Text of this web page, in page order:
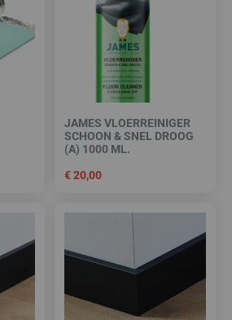
JAMES VLOERREINIGER
SCHOON & SNEL DROOG
(A) 1000 ML.
€20,00